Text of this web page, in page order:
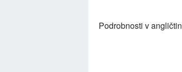
Podrobnosti v